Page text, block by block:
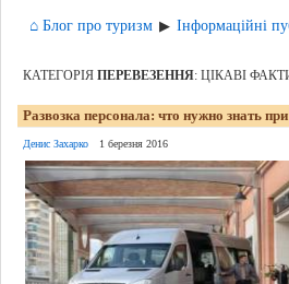
⌂ Блог про туризм ▶ Інформаційні
КАТЕГОРІЯ ПЕРЕВЕЗЕННЯ: ЦІКАВІ
Развозка персонала: что нужно знать при
Денис Захарко 1 березня 2016